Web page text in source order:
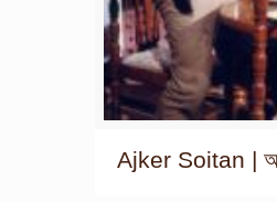
Ajker Soitan |